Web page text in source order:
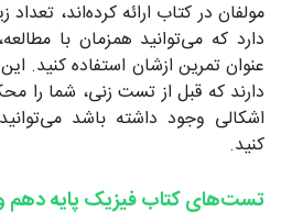
مولفان در کتاب ارائه کرده‌اند،
دارد که می‌توانید همزمان با
عنوان تمرین ازشان استفاده کنید.
دارند که قبل از تست زنی، شما را
اشکالی وجود داشته باشد
کنید.
تست‌های کتاب فیزیک پایه دهم